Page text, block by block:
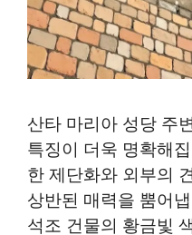
산타 마리아 성당 주
특징이 더욱 명확해
한 제단화와 외부의
상반된 매력을 뿜어
석조 건물의 황금빛